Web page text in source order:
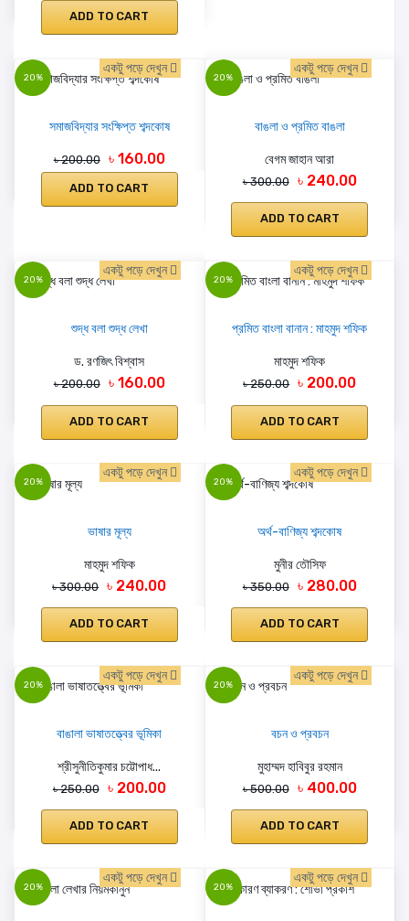
ADD TO CART
20%
একটু পড়ে দেখুন
সমাজবিদ্যার সংক্ষিপ্ত শব্দকোষ
৳ 200.00 ৳ 160.00
ADD TO CART
20%
একটু পড়ে দেখুন
বাঙলা ও প্রমিত বাঙলা
বেগম জাহান আরা
৳ 300.00 ৳ 240.00
ADD TO CART
20%
একটু পড়ে দেখুন
শুদ্ধ বলা শুদ্ধ লেখা
ড. রণজিৎ বিশ্বাস
৳ 200.00 ৳ 160.00
ADD TO CART
20%
একটু পড়ে দেখুন
প্রমিত বাংলা বানান : মাহমুদ শফিক
মাহমুদ শফিক
৳ 250.00 ৳ 200.00
ADD TO CART
20%
একটু পড়ে দেখুন
ভাষার মূল্য
মাহমুদ শফিক
৳ 300.00 ৳ 240.00
ADD TO CART
20%
একটু পড়ে দেখুন
অর্থ-বাণিজ্য শব্দকোষ
মুনীর তৌসিফ
৳ 350.00 ৳ 280.00
ADD TO CART
20%
একটু পড়ে দেখুন
বাঙালা ভাষাতত্ত্বের ভূমিকা
শ্রীসুনীতিকুমার চট্টোপাধ...
৳ 250.00 ৳ 200.00
ADD TO CART
20%
একটু পড়ে দেখুন
বচন ও প্রবচন
মুহাম্মদ হাবিবুর রহমান
৳ 500.00 ৳ 400.00
ADD TO CART
20%
একটু পড়ে দেখুন
20%
একটু পড়ে দেখুন